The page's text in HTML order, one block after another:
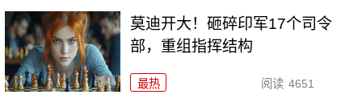
莫迪开大！砸碎印军17个司令
部，重组指挥结构
最热 阅读 4651